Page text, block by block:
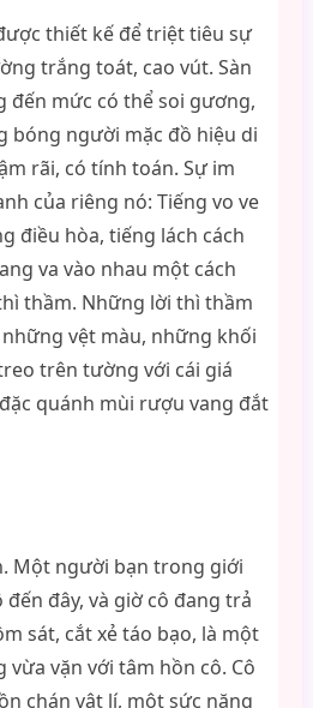
thiết kế để triệt tiêu sự
trắng toát, cao vút. Sàn
đến mức có thể soi gương,
bóng người mặc đồ hiệu di
rãi, có tính toán. Sự im
của riêng nó: Tiếng vo ve
điều hòa, tiếng lách cách
va vào nhau một cách
thầm. Những lời thì thầm
vệt màu, những khối
trên tường với cái giá
quánh mùi rượu vang đắt
Một người bạn trong giới
đây, và giờ cô đang trả
sát, cắt xẻ táo bạo, là một
vặn với tâm hồn cô. Cô
chán vật lí, một sức nặng